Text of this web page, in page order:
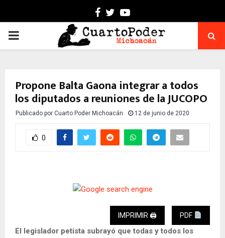
Facebook
TwitterYoutube
PRIMARY
Propone Balta Gaona integrar a todos
los diputados a reuniones de la JUCOPO
Publicado por Cuarto Poder Michoacán 12 de junio de 2020
0
IMPRIMIR 🖨 PDF
El legislador petista subrayó que todas y todos los